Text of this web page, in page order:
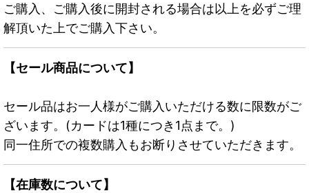
ご購入、ご購入後に開封される場合は以上を必ずご理
解頂いた上でご購入下さい。
【セール商品について】
セール品はお一人様がご購入いただける数に限数がご
ざいます。(カードは1種につき1点まで。)
同一住所での複数購入もお断りさせていただきます。
【在庫数について】